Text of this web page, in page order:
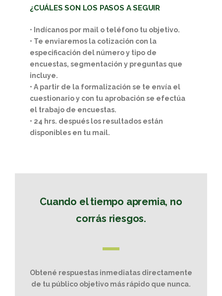
¿CUÁLES SON LOS PASOS A SEGUIR
• Indícanos por mail o teléfono tu objetivo.
• Te enviaremos la cotización con la
especificación del número y tipo de
encuestas, segmentación y preguntas que
incluye.
• A partir de la formalización se te envía el
cuestionario y con tu aprobación se efectúa
el trabajo de encuestas.
• 24 hrs. después los resultados están
disponibles en tu mail.
Cuando el tiempo apremia, no
corrás riesgos.
Obtené respuestas inmediatas directamente
de tu público objetivo más rápido que nunca.